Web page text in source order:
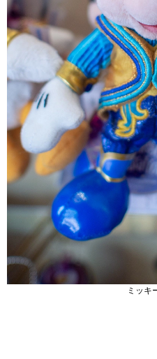
ミッキ